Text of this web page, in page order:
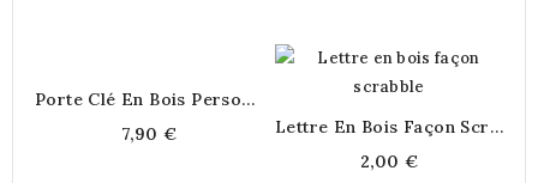
Porte Clé En Bois Personnalisé
7,90 €
Lettre En Bois Façon Scrabble
2,00 €